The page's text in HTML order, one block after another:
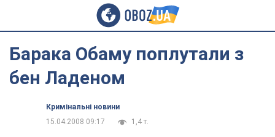
Барака Обаму поплутали з
бен Ладеном
Кримінальні новини
15.04.2008 09:17
1,4 т.